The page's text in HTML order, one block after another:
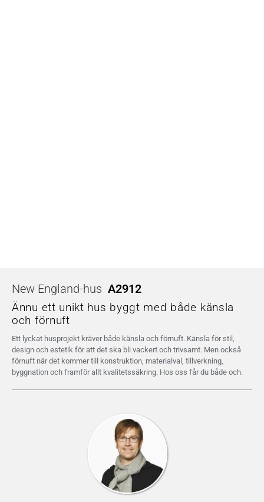
New England-hus A2912
Ännu ett unikt hus byggt med både känsla
och förnuft
Ett lyckat husprojekt kräver både känsla och förnuft. Känsla för stil,
design och estetik för att det ska bli vackert och trivsamt. Men också
förnuft när det kommer till konstruktion, materialval, tillverkning,
byggnation och framför allt kvalitetssäkring. Hos oss får du både och.